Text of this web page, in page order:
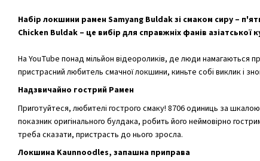
Набір локшини рамен Samyang Buldak зі смаком сиру –
Chicken Buldak – це вибір для справжніх фанів азіатської
На YouTube понад мільйон відеороликів, де люди намагаються
пристрасний любитель смачної локшини, киньте собі виклик і
Надзвичайно гострий Рамен
Приготуйтеся, любителі гострого смаку! 8706 одиниць за
показник оригінального булдака, робить його неймовірно
треба сказати, пристрасть до нього зросла.
Локшина Kaunnoodles, запашна приправа